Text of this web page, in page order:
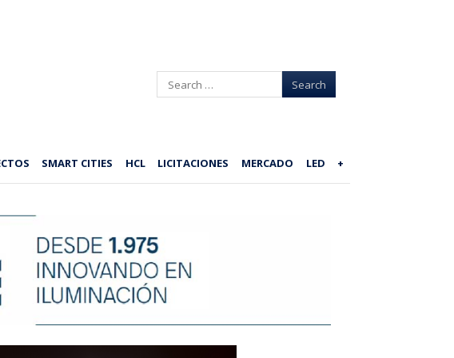
Search
SMART CITIES HCL LICITACIONES MERCADO LED +